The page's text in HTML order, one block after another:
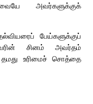
அவர்களுக்குக்
பேய்களுக்குப்
சினம் அவர்தம்
தமது உரிமைச் சொத்தை